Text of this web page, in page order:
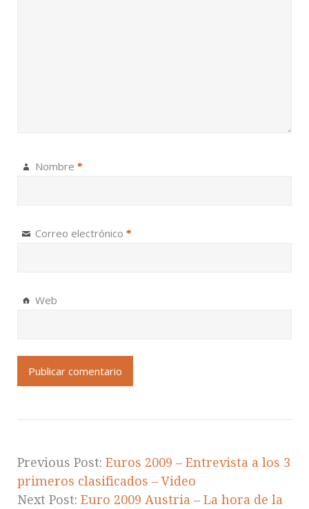
Nombre *
Correo electrónico *
Web
Previous Post: Euros 2009 – Entrevista a los 3
primeros clasificados – Video
Next Post: Euro 2009 Austria – La hora de la